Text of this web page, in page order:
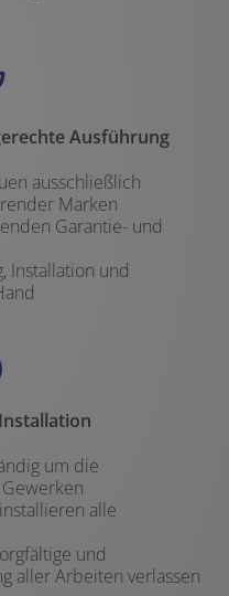
Ausführung
ausschließlich
Marken
Garantie- und
Installation und
um die
alle
und
aller Arbeiten verlassen